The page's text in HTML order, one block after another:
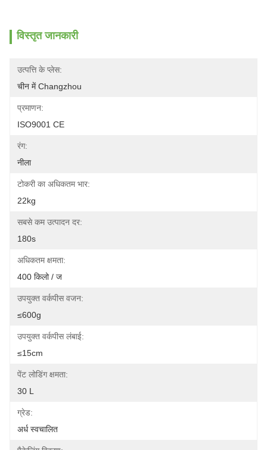
विस्तृत जानकारी
उत्पत्ति के प्लेस:
चीन में Changzhou
प्रमाणन:
ISO9001 CE
रंग:
नीला
टोकरी का अधिकतम भार:
22kg
सबसे कम उत्पादन दर:
180s
अधिकतम क्षमता:
400 किलो / ज
उपयुक्त वर्कपीस वजन:
≤600g
उपयुक्त वर्कपीस लंबाई:
≤15cm
पेंट लोडिंग क्षमता:
30 L
ग्रेड:
अर्ध स्वचालित